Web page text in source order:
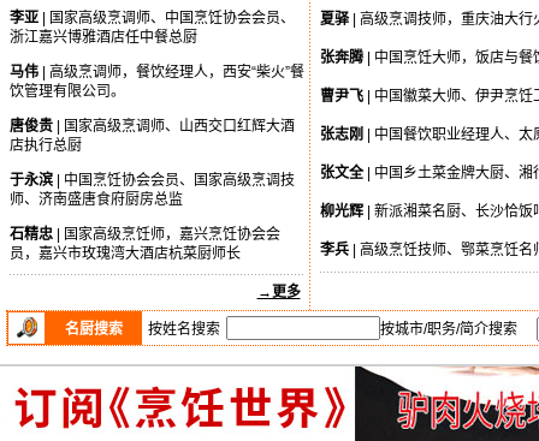
李亚| 国家高级烹调师、中国烹饪协会会员、
浙江嘉兴博雅酒店任中餐总厨
马伟| 高级烹调师，餐饮经理人，西安“柴火”餐
饮管理有限公司。
唐俊贵| 国家高级烹调师、山西交口红辉大酒
店执行总厨
于永滨| 中国烹饪协会会员、国家高级烹调技
师、济南盛唐食府厨房总监
石精忠| 国家高级烹饪师，嘉兴烹饪协会会
员，嘉兴市玫瑰湾大酒店杭菜厨师长
→更多
夏驿| 高级烹调技师，重庆油大行
张奔腾| 中国烹饪大师，饭店与餐
曹尹飞| 中国徽菜大师、伊尹烹饪
张志刚 | 中国餐饮职业经理人、
张文全| 中国乡土菜金牌大厨、湘
柳光辉| 新派湘菜名厨、长沙恰饭
李兵| 高级烹饪技师、鄂菜烹饪名
名厨搜索 按姓名搜索 按城市/职务/简介搜索